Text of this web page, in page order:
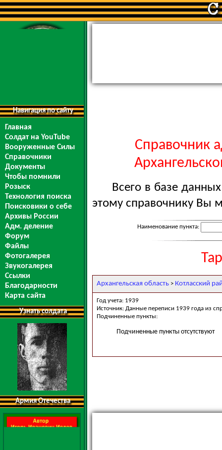
Навигация по сайту
Главная
Солдат на YouTube
Вооруженные Силы
Справочники
Документы
Чтобы помнили
Розыск
Технология поиска
Поисковики о себе
Архивы России
Адм. деление
Форум
Файлы
Фотогалерея
Звукогалерея
Ссылки
Благодарности
Карта сайта
Узнать солдата
Армия Отечества
Справочник
Всего в базе
этому справочнику Вы
Наименование пункта:
Архангельская область > Котласский
Год учета: 1939
Источник: Данные переписи 1939 года из
Подчиненные пункты:
Подчиненные пункты отсутствуют